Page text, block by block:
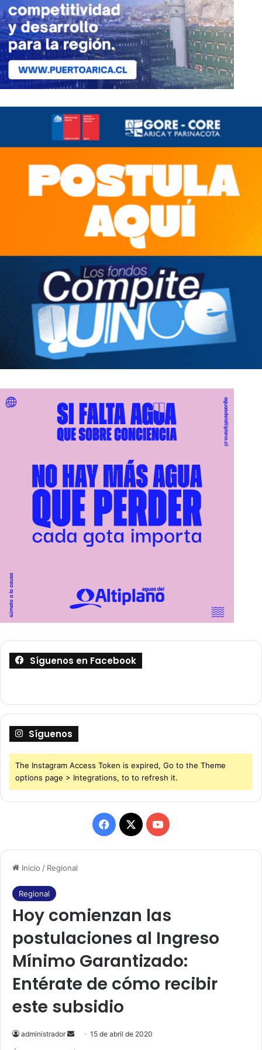
Inicio / Regional
Regional
Hoy comienzan las
postulaciones al Ingreso
Mínimo Garantizado:
Entérate de cómo recibir
este subsidio
administrador
e
15 de abril de 2020
Síguenos en Facebook
Síguenos
The Instagram Access Token is expired, Go to the Theme
options page > Integrations, to to refresh it.
F
a
b
o
o
k
X
Y
o
u
b
e